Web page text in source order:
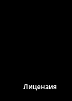
Лицензия